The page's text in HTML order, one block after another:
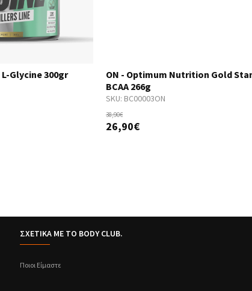
Glycine 300gr
SKU: BC00003ON
ON - Optimum Nutrition Gold
BCAA 266g
26,90€
38,90€
ΣΧΕΤΙΚΑ ΜΕ ΤΟ BODY CLUB.
Ποιοι Είμαστε